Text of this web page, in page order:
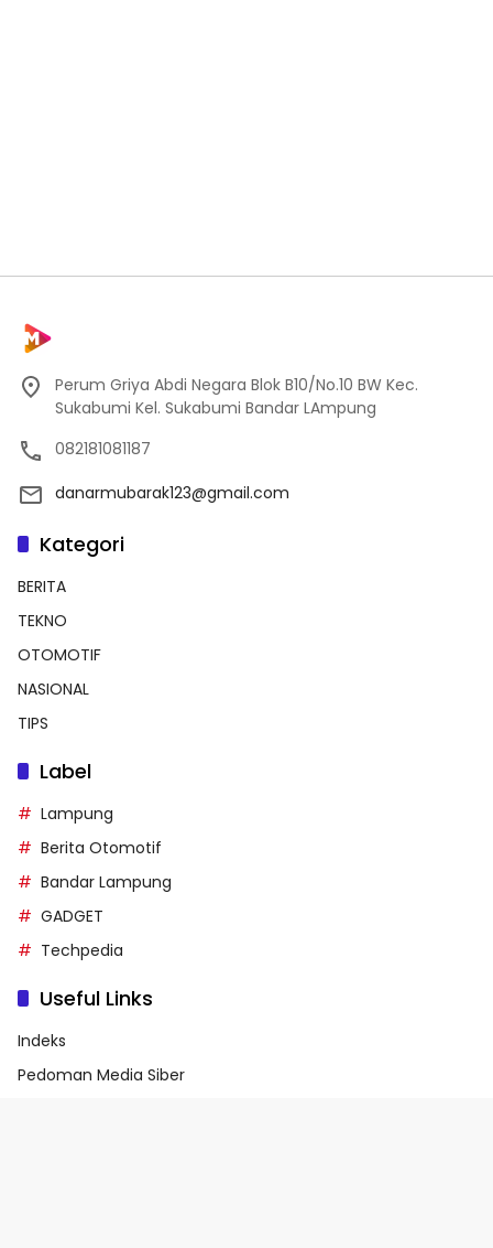
Perum Griya Abdi Negara Blok B10/No.10 BW Kec.
Sukabumi Kel. Sukabumi Bandar LAmpung
082181081187
danarmubarak123@gmail.com
Kategori
BERITA
TEKNO
OTOMOTIF
NASIONAL
TIPS
Label
Lampung
Berita Otomotif
Bandar Lampung
GADGET
Techpedia
Useful Links
Indeks
Pedoman Media Siber